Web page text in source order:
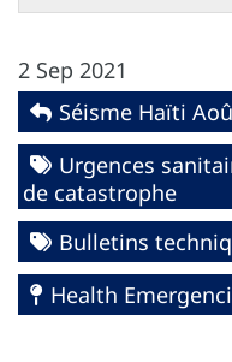
2 Sep 2021
Séisme Haïti
Urgences
de catastrophe
Bulletins
Health